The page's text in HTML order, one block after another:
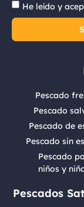
He leído y
Pescado
Pescado
Pescado de
Pescado sin
Pescado
niños y
Pescados